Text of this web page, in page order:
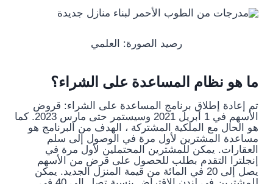
رصيد الصورة: العلمي
ما هو نظام المساعدة على الشراء؟
تم إعادة إطلاق برنامج المساعدة على الشراء: قروض
الأسهم في 1 أبريل 2021 وسيستمر حتى مارس 2023. كما
هو الحال مع الملكية المشتركة ، الهدف من البرنامج هو
مساعدة المشترين لأول مرة في الوصول إلى سلم
العقارات. يمكن للمشترين المحتملين لأول مرة في
إنجلترا التقدم بطلب للحصول على قرض من الأسهم
يصل إلى 20 في المائة من قيمة المنزل الجديد. يمكن